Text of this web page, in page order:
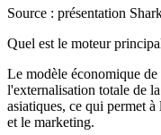
Source : présentation
Quel est le moteur
Le modèle économique
l'externalisation totale de
asiatiques, ce qui permet
et le marketing.